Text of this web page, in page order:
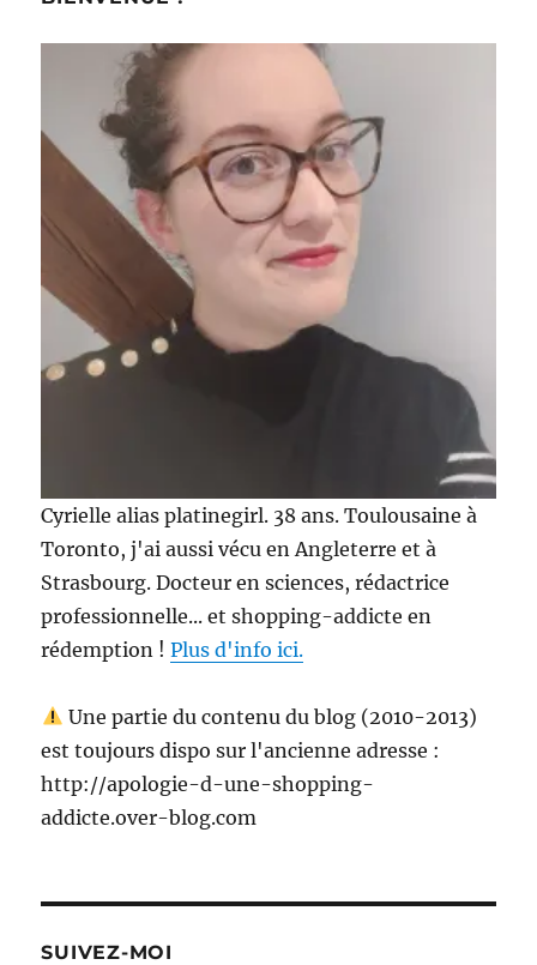
Cyrielle alias platinegirl. 38 ans. Toulousaine à
Toronto, j'ai aussi vécu en Angleterre et à
Strasbourg. Docteur en sciences, rédactrice
professionnelle... et shopping-addicte en
rédemption !Plus d'info ici.
Une partie du contenu du blog (2010-2013)
est toujours dispo sur l'ancienne adresse :
http://apologie-d-une-shopping-
addicte.over-blog.com
SUIVEZ-MOI